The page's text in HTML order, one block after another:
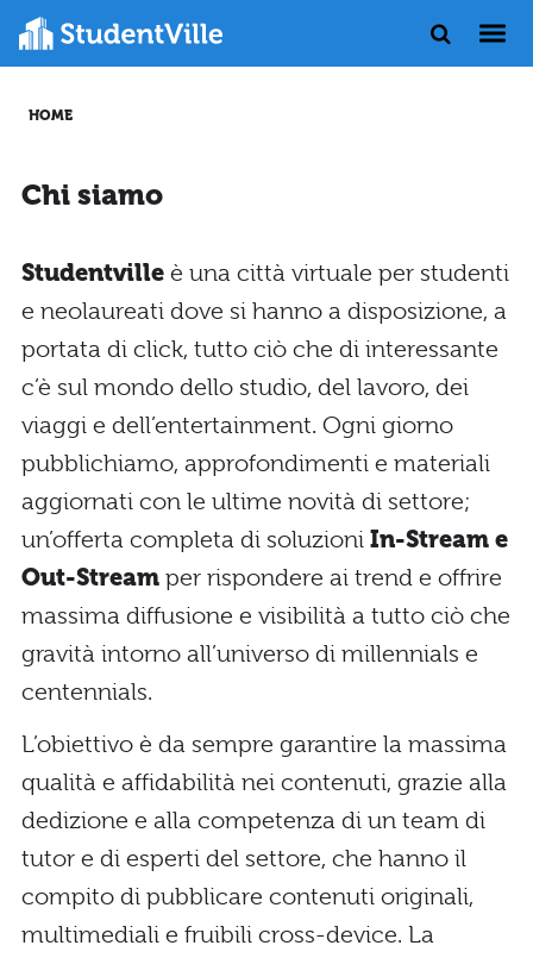
HOME
Chi siamo
Studentville è una città virtuale per studenti
e neolaureati dove si hanno a disposizione, a
portata di click, tutto ciò che di interessante
c’è sul mondo dello studio, del lavoro, dei
viaggi e dell’entertainment. Ogni giorno
pubblichiamo, approfondimenti e materiali
aggiornati con le ultime novità di settore;
un’offerta completa di soluzioni In-Stream e
Out-Stream per rispondere ai trend e offrire
massima diffusione e visibilità a tutto ciò che
gravità intorno all’universo di millennials e
centennials.
L’obiettivo è da sempre garantire la massima
qualità e affidabilità nei contenuti, grazie alla
dedizione e alla competenza di un team di
tutor e di esperti del settore, che hanno il
compito di pubblicare contenuti originali,
multimediali e fruibili cross-device. La